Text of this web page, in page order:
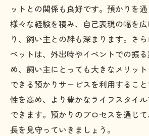
ットとの関係も良好です。預かりを
様々な経験を積み、自己表現の幅を
り、飼い主との絆も深まります。さ
ペットは、外出時やイベントでの振
め、飼い主にとっても大きなメリッ
できる預かりサービスを利用するこ
性を高め、より豊かなライフスタイ
できます。預かりのプロセスを通じ
長を見守っていきましょう。